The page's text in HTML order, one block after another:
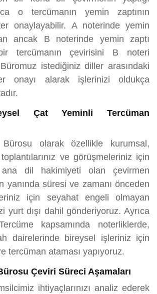
o tercümanın yemin zaptının
onaylayabilir. A noterinde yemin
ancak B noterinde yemin zaptı
tercümanın çevirisini B noteri
istediğiniz diller arasındaki
onayı alarak işlerinizi oldukça
Çat Yeminli Tercüman
olarak özellikle kurumsal,
ve görüşmeleriniz için
dil hakimiyeti olan çevirmen
yanında süresi ve zamanı önceden
için seyahat engeli olmayan
yurt dışı dahil gönderiyoruz. Ayrıca
kapsamında noterliklerde,
dairelerinde bireysel işleriniz için
tercüman ataması yapıyoruz.
Çeviri Süreci Aşamaları
ihtiyaçlarınızı analiz ederek